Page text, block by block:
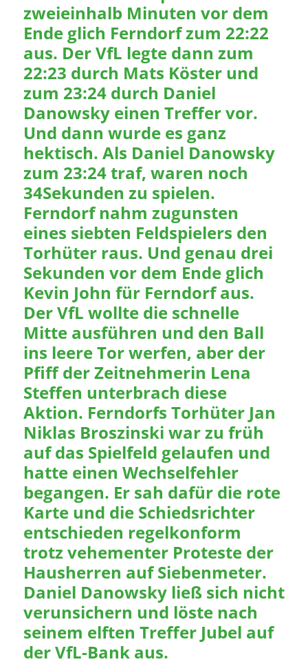
zweieinhalb Minuten vor dem
Ende glich Ferndorf zum 22:22
aus. Der VfL legte dann zum
22:23 durch Mats Köster und
zum 23:24 durch Daniel
Danowsky einen Treffer vor.
Und dann wurde es ganz
hektisch. Als Daniel Danowsky
zum 23:24 traf, waren noch
34Sekunden zu spielen.
Ferndorf nahm zugunsten
eines siebten Feldspielers den
Torhüter raus. Und genau drei
Sekunden vor dem Ende glich
Kevin John für Ferndorf aus.
Der VfL wollte die schnelle
Mitte ausführen und den Ball
ins leere Tor werfen, aber der
Pfiff der Zeitnehmerin Lena
Steffen unterbrach diese
Aktion. Ferndorfs Torhüter Jan
Niklas Broszinski war zu früh
auf das Spielfeld gelaufen und
hatte einen Wechselfehler
begangen. Er sah dafür die rote
Karte und die Schiedsrichter
entschieden regelkonform
trotz vehementer Proteste der
Hausherren auf Siebenmeter.
Daniel Danowsky ließ sich nicht
verunsichern und löste nach
seinem elften Treffer Jubel auf
der VfL-Bank aus.